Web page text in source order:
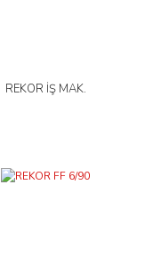
REKOR İŞ MAK.